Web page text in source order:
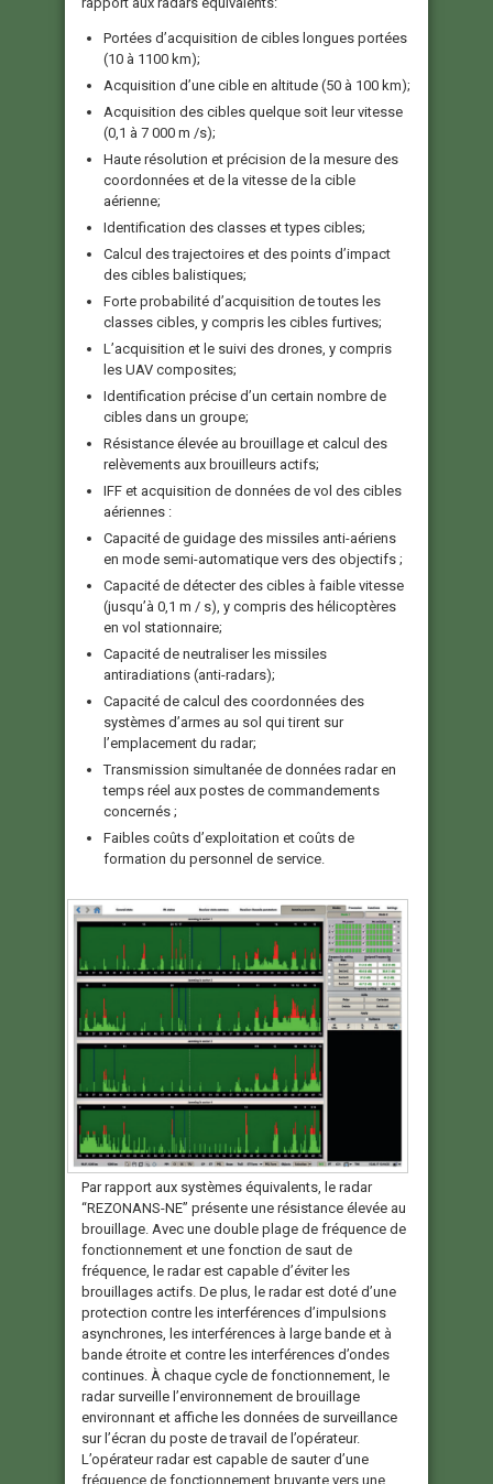
Portées d’acquisition de cibles longues portées
(10 à 1100 km);
Acquisition d’une cible en altitude (50 à 100 km);
Acquisition des cibles quelque soit leur vitesse
(0,1 à 7 000 m /s);
Haute résolution et précision de la mesure des
coordonnées et de la vitesse de la cible
aérienne;
Identification des classes et types cibles;
Calcul des trajectoires et des points d’impact
des cibles balistiques;
Forte probabilité d’acquisition de toutes les
classes cibles, y compris les cibles furtives;
L’acquisition et le suivi des drones, y compris
les UAV composites;
Identification précise d’un certain nombre de
cibles dans un groupe;
Résistance élevée au brouillage et calcul des
relèvements aux brouilleurs actifs;
IFF et acquisition de données de vol des cibles
aériennes :
Capacité de guidage des missiles anti-aériens
en mode semi-automatique vers des objectifs ;
Capacité de détecter des cibles à faible vitesse
(jusqu’à 0,1 m / s), y compris des hélicoptères
en vol stationnaire;
Capacité de neutraliser les missiles
antiradiations (anti-radars);
Capacité de calcul des coordonnées des
systèmes d’armes au sol qui tirent sur
l’emplacement du radar;
Transmission simultanée de données radar en
temps réel aux postes de commandements
concernés ;
Faibles coûts d’exploitation et coûts de
formation du personnel de service.
Par rapport aux systèmes équivalents, le radar
“REZONANS-NE” présente une résistance élevée au
brouillage. Avec une double plage de fréquence de
fonctionnement et une fonction de saut de
fréquence, le radar est capable d’éviter les
brouillages actifs. De plus, le radar est doté d’une
protection contre les interférences d’impulsions
asynchrones, les interférences à large bande et à
bande étroite et contre les interférences d’ondes
continues. À chaque cycle de fonctionnement, le
radar surveille l’environnement de brouillage
environnant et affiche les données de surveillance
sur l’écran du poste de travail de l’opérateur.
L’opérateur radar est capable de sauter d’une
fréquence de fonctionnement bruyante vers une